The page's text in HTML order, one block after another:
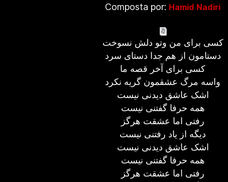
Composta por: Hamid Nadiri
کسی برای من وتو دلش نسوخت
دستامون از هم جدا دستای سرد
کسی برای آخر قصه ما
واسه مرگ عشقمون گریه نکرد
اشک عاشق دیدنی نیست
همه حرفا گفتنی نیست
رفتی اما عشقت هرگز
دیگه از یاد رفتنی نیست
اشک عاشق دیدنی نیست
همه حرفا گفتنی نیست
رفتی اما عشقت هرگز